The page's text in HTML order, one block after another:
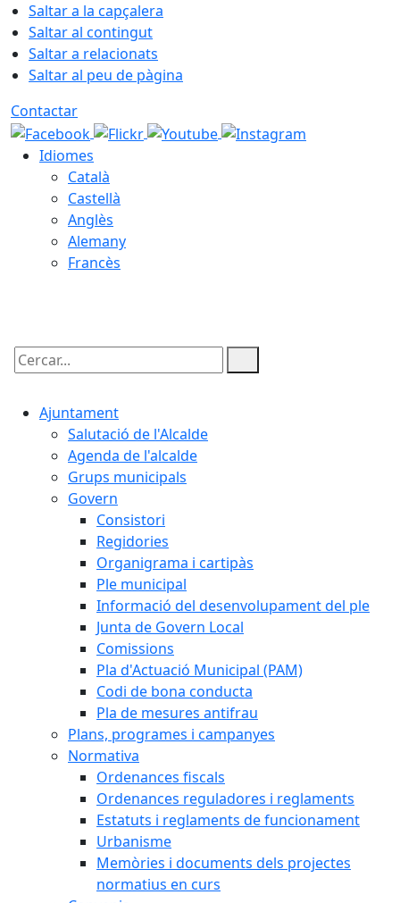
Saltar a la capçalera
Saltar al contingut
Saltar a relacionats
Saltar al peu de pàgina
Contactar
Idiomes
Català
Castellà
Anglès
Alemany
Francès
Cercar:
Ajuntament
Salutació de l'Alcalde
Agenda de l'alcalde
Grups municipals
Govern
Consistori
Regidories
Organigrama i cartipàs
Ple municipal
Informació del desenvolupament del ple
Junta de Govern Local
Comissions
Pla d'Actuació Municipal (PAM)
Codi de bona conducta
Pla de mesures antifrau
Plans, programes i campanyes
Normativa
Ordenances fiscals
Ordenances reguladores i reglaments
Estatuts i reglaments de funcionament
Urbanisme
Memòries i documents dels projectes
normatius en curs